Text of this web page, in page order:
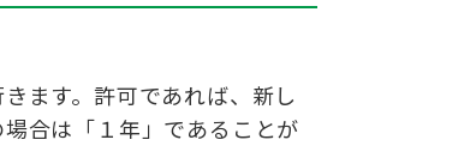
ます。許可であれば、 新し
合は「１年」であることが